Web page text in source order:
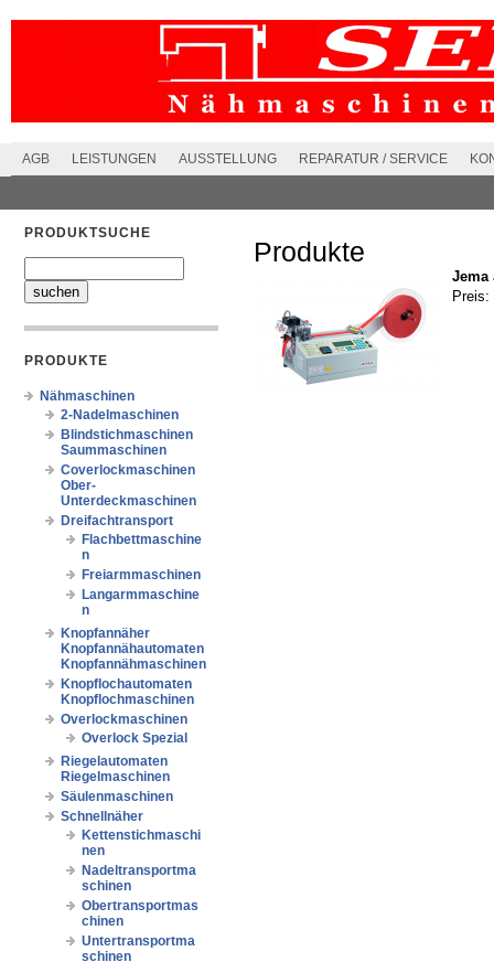
AGB LEISTUNGEN AUSSTELLUNG REPARATUR / SERVICE
PRODUKTSUCHE
PRODUKTE
Nähmaschinen
2-Nadelmaschinen
Blindstichmaschinen
Saummaschinen
Coverlockmaschinen
Ober-
Unterdeckmaschinen
Dreifachtransport
Flachbettmaschine
n
Freiarmmaschinen
Langarmmaschine
n
Knopfannäher
Knopfannähautomaten
Knopfannähmaschinen
Knopflochautomaten
Knopflochmaschinen
Overlockmaschinen
Overlock Spezial
Riegelautomaten
Riegelmaschinen
Säulenmaschinen
Schnellnäher
Kettenstichmaschi
nen
Nadeltransportma
schinen
Obertransportmas
chinen
Untertransportma
schinen
Produkte
Jema
Preis: